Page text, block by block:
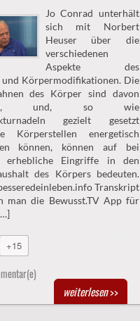
Jo Conrad unterhält
sich mit Norbert
Heuser über die
verschiedenen
Aspekte des
und Körpermodifikationen. Die
des Körper sind davon
und, so wie
gezielt gesetzt
Körperstellen energetisch
können, können auf bei
erhebliche Eingriffe in den
des Körpers bedeuten.
Transkript
man die Bewusst.TV App für
+15
weiterlesen>>